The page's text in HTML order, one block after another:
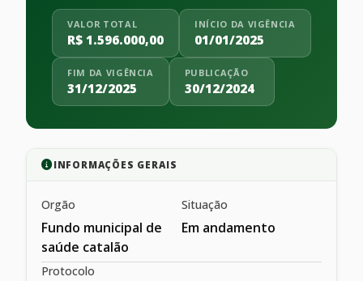
VALOR TOTAL
R$ 1.596.000,00
INÍCIO DA VIGÊNCIA
01/01/2025
FIM DA VIGÊNCIA
31/12/2025
PUBLICAÇÃO
30/12/2024
INFORMAÇÕES GERAIS
Orgão
Fundo municipal de
saúde catalão
Situação
Em andamento
Protocolo